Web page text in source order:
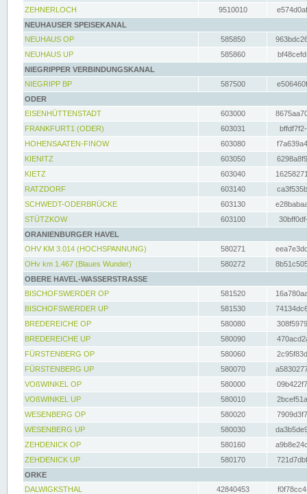
ZEHNERLOCH
9510010
NEUHAUSER SPEISEKANAL
NEUHAUS OP
585850
NEUHAUS UP
585860
NIEGRIPPER VERBINDUNGSKANAL
NIEGRIPP BP
587500
ODER
EISENHÜTTENSTADT
603000
FRANKFURT1 (ODER)
603031
HOHENSAATEN-FINOW
603080
KIENITZ
603050
KIETZ
603040
RATZDORF
603140
SCHWEDT-ODERBRÜCKE
603130
STÜTZKOW
603100
ORANIENBURGER HAVEL
OHV KM 3.014 (HOCHSPANNUNG)
580271
OHv km 1.467 (Blaues Wunder)
580272
OBERE HAVEL-WASSERSTRASSE
BISCHOFSWERDER OP
581520
BISCHOFSWERDER UP
581530
BREDEREICHE OP
580080
BREDEREICHE UP
580090
FÜRSTENBERG OP
580060
FÜRSTENBERG UP
580070
VOßWINKEL OP
580000
VOßWINKEL UP
580010
WESENBERG OP
580020
WESENBERG UP
580030
ZEHDENICK OP
580160
ZEHDENICK UP
580170
ORKE
DALWIGKSTHAL
42840453